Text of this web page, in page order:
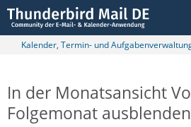
Kalender, Termin- und
In der Monatsansicht
Folgemonat ausblenden